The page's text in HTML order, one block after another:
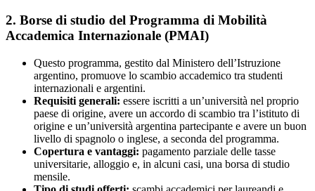
2. Borse di studio del Programma di Mobilità
Accademica Internazionale (PMAI)
Questo programma, gestito dal Ministero dell’Istruzione
argentino, promuove lo scambio accademico tra studenti
internazionali e argentini.
Requisiti generali: essere iscritti a un’università nel proprio
paese di origine, avere un accordo di scambio tra l’istituto di
origine e un’università argentina partecipante e avere un buon
livello di spagnolo o inglese, a seconda del programma.
Copertura e vantaggi: pagamento parziale delle tasse
universitarie, alloggio e, in alcuni casi, una borsa di studio
mensile.